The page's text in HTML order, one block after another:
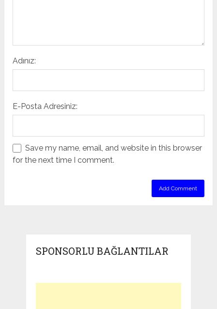
Adınız:
E-Posta Adresiniz:
Save my name, email, and website in this browser
for the next time I comment.
SPONSORLU BAĞLANTILAR